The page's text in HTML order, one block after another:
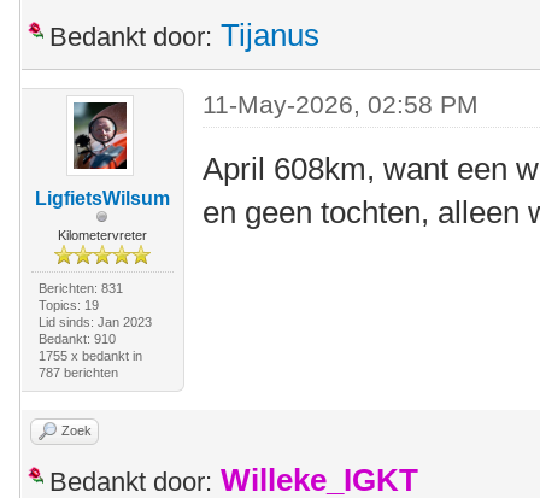
Bedankt door: Tijanus
LigfietsWilsum
Kilometervreter
Berichten: 831
Topics: 19
Lid sinds: Jan 2023
Bedankt: 910
1755 x bedankt in
787 berichten
11-May-2026, 02:58 PM
April 608km, want een
en geen tochten, alleen
Zoek
Bedankt door: Willeke_IGKT